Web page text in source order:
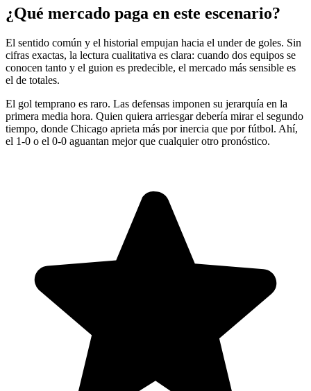
¿Qué mercado paga en este escenario?
El sentido común y el historial empujan hacia el under de goles. Sin
cifras exactas, la lectura cualitativa es clara: cuando dos equipos se
conocen tanto y el guion es predecible, el mercado más sensible es
el de totales.
El gol temprano es raro. Las defensas imponen su jerarquía en la
primera media hora. Quien quiera arriesgar debería mirar el segundo
tiempo, donde Chicago aprieta más por inercia que por fútbol. Ahí,
el 1-0 o el 0-0 aguantan mejor que cualquier otro pronóstico.